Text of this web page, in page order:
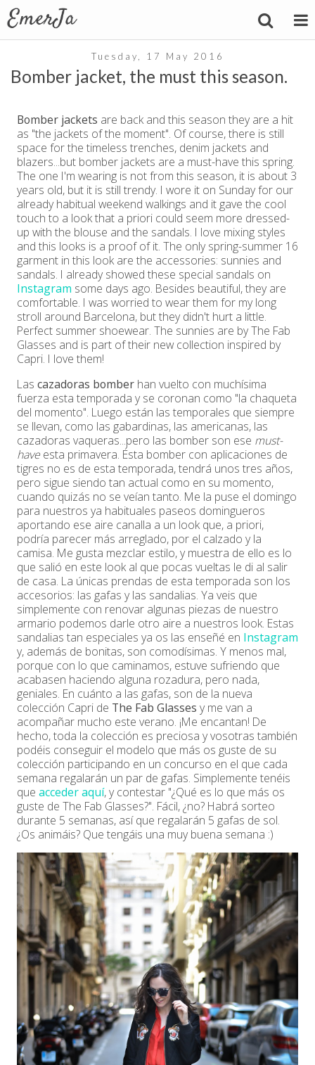
Tuesday, 17 May 2016
Bomber jacket, the must this season.
Bomber jackets are back and this season they are a hit
as "the jackets of the moment". Of course, there is still
space for the timeless trenches, denim jackets and
blazers...but bomber jackets are a must-have this spring.
The one I'm wearing is not from this season, it is about 3
years old, but it is still trendy. I wore it on Sunday for our
already habitual weekend walkings and it gave the cool
touch to a look that a priori could seem more dressed-
up with the blouse and the sandals. I love mixing styles
and this looks is a proof of it. The only spring-summer 16
garment in this look are the accessories: sunnies and
sandals. I already showed these special sandals on
Instagram some days ago. Besides beautiful, they are
comfortable. I was worried to wear them for my long
stroll around Barcelona, but they didn't hurt a little.
Perfect summer shoewear. The sunnies are by The Fab
Glasses and is part of their new collection inspired by
Capri. I love them!
Las cazadoras bomber han vuelto con muchísima
fuerza esta temporada y se coronan como "la chaqueta
del momento". Luego están las temporales que siempre
se llevan, como las gabardinas, las americanas, las
cazadoras vaqueras...pero las bomber son ese must-
have esta primavera. Ésta bomber con aplicaciones de
tigres no es de esta temporada, tendrá unos tres años,
pero sigue siendo tan actual como en su momento,
cuando quizás no se veían tanto. Me la puse el domingo
para nuestros ya habituales paseos domingueros
aportando ese aire canalla a un look que, a priori,
podría parecer más arreglado, por el calzado y la
camisa. Me gusta mezclar estilo, y muestra de ello es lo
que salió en este look al que pocas vueltas le di al salir
de casa. La únicas prendas de esta temporada son los
accesorios: las gafas y las sandalias. Ya veis que
simplemente con renovar algunas piezas de nuestro
armario podemos darle otro aire a nuestros look. Estas
sandalias tan especiales ya os las enseñé en Instagram
y, además de bonitas, son comodísimas. Y menos mal,
porque con lo que caminamos, estuve sufriendo que
acabasen haciendo alguna rozadura, pero nada,
geniales. En cuánto a las gafas, son de la nueva
colección Capri de The Fab Glasses y me van a
acompañar mucho este verano. ¡Me encantan! De
hecho, toda la colección es preciosa y vosotras también
podéis conseguir el modelo que más os guste de su
colección participando en un concurso en el que cada
semana regalarán un par de gafas. Simplemente tenéis
que acceder aquí, y contestar "¿Qué es lo que más os
guste de The Fab Glasses?". Fácil, ¿no? Habrá sorteo
durante 5 semanas, así que regalarán 5 gafas de sol.
¿Os animáis? Que tengáis una muy buena semana :)